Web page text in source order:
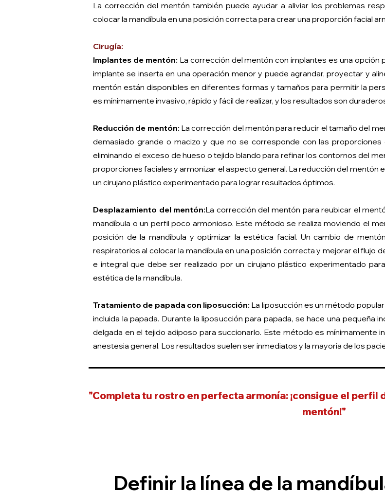
La corrección del mentón también puede ayudar a aliviar los problemas
colocar la mandíbula en una posición correcta para crear una proporción facial
Cirugía:
Implantes de mentón: La corrección del mentón con implantes es una opción
implante se inserta en una operación menor y puede agrandar, proyectar y
mentón están disponibles en diferentes formas y tamaños para permitir la
es mínimamente invasivo, rápido y fácil de realizar, y los resultados son
Reducción de mentón: La corrección del mentón para reducir el tamaño del
demasiado grande o macizo y que no se corresponde con las
eliminando el exceso de hueso o tejido blando para refinar los contornos del
proporciones faciales y armonizar el aspecto general. La reducción del mentón
un cirujano plástico experimentado para lograr resultados óptimos.
Desplazamiento del mentón:La corrección del mentón para reubicar el
mandíbula o un perfil poco armonioso. Este método se realiza moviendo el
posición de la mandíbula y optimizar la estética facial. Un cambio de
respiratorios al colocar la mandíbula en una posición correcta y mejorar el flujo
e integral que debe ser realizado por un cirujano plástico experimentado
estética de la mandíbula.
Tratamiento de papada con liposucción: La liposucción es un método
incluida la papada. Durante la liposucción para papada, se hace una pequeña
delgada en el tejido adiposo para succionarlo. Este método es mínimamente
anestesia general. Los resultados suelen ser inmediatos y la mayoría de los
"Completa tu rostro en perfecta armonía: ¡consigue el perfil
mentón!"
Definir la línea de la